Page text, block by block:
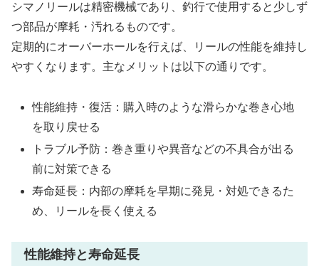
シマノリールは精密機械であり、釣行で使用すると少しず
つ部品が摩耗・汚れるものです。
定期的にオーバーホールを行えば、リールの性能を維持し
やすくなります。主なメリットは以下の通りです。
性能維持・復活：購入時のような滑らかな巻き心地
を取り戻せる
トラブル予防：巻き重りや異音などの不具合が出る
前に対策できる
寿命延長：内部の摩耗を早期に発見・対処できるた
め、リールを長く使える
性能維持と寿命延長